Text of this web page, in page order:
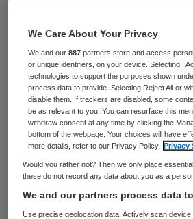
De landelijke koepel van
werkplaatsen Cedris
arbeidsbeperkten vaker
via een schijnconstructie.
Jan-Jaap de Haan,
naar aanleiding van
AD.
Volgens PvdA-Kamerlid
We Care About Your Privacy
We and our887 partners store and access
or unique identifiers, on your device. Selecting I
technologies to support the purposes shown
process data to provide. Selecting Reject All or
disable them. If trackers are disabled, some
be as relevant to you. You can resurface this
withdraw consent at any time by clicking the
bottom of the webpage. Your choices will have
more details, refer to our Privacy Policy.
Privacy
Would you rather not? Then we only place
these do not record any data about you as a
We and our partners process data
Use precise geolocation data. Actively scan